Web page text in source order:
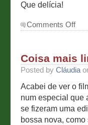
Que delícia!
Comments Offon
Coisa mais
Posted by Cláudia
Acabei de ver o
num especial que
se fizeram uma
bossa nova,